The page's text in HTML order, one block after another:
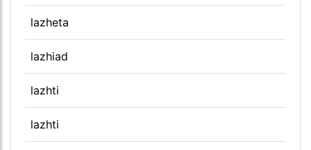
lazheta
lazhiad
lazhti
lazhti